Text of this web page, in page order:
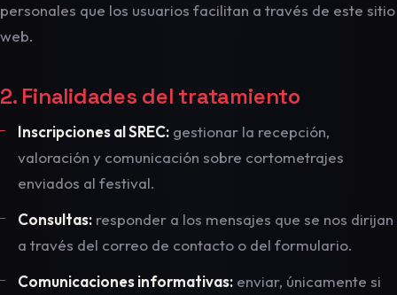
personales que los usuarios facilitan a través de este sitio
web.
2. Finalidades del tratamiento
Inscripciones al SREC: gestionar la recepción,
valoración y comunicación sobre cortometrajes
enviados al festival.
Consultas: responder a los mensajes que se nos dirijan
a través del correo de contacto o del formulario.
Comunicaciones informativas: enviar, únicamente si